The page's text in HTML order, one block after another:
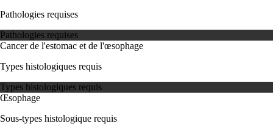
Pathologies requises
Pathologies requises
Cancer de l'estomac et de l'œsophage
Types histologiques requis
Types histologiques requis
Œsophage
Sous-types histologique requis